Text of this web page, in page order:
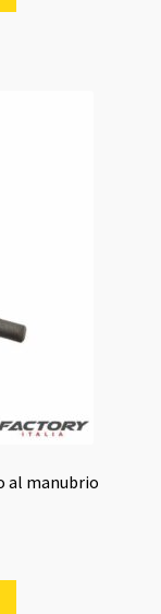
al manubrio